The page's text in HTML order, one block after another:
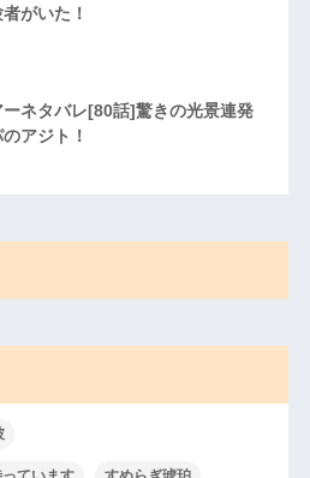
がいた！
ネタバレ[80話]驚きの光景連発
アジト！